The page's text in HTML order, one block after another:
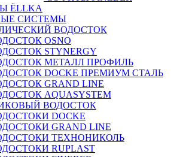
ЁLLKA
СИСТЕМЫ
ВОДОСТОК
OSNO
STYNERGY
МЕТАЛЛ ПРОФИЛЬ
DOCKE ПРЕМИУМ СТАЛЬ
GRAND LINE
AQUASYSTEM
ВОДОСТОК
DOCKE
GRAND LINE
ТЕХНОНИКОЛЬ
RUPLAST